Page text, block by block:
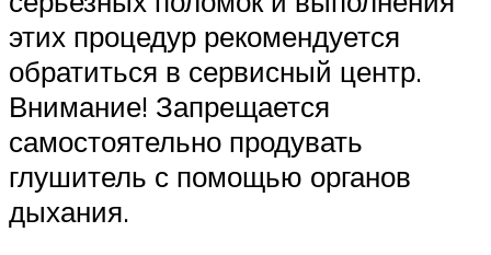
этих процедур рекомендуется
обратиться в сервисный центр.
Внимание! Запрещается
самостоятельно продувать
глушитель с помощью органов
дыхания.